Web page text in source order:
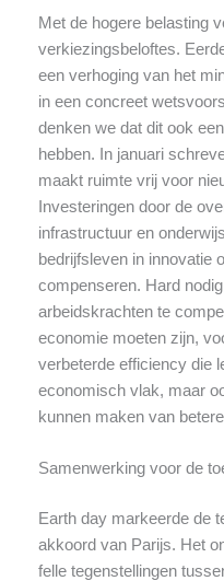
Met de hogere belasting
verkiezingsbeloftes.
een verhoging van het
in een concreet
denken we dat dit ook
hebben. In januari
maakt ruimte vrij voor
Investeringen door de
infrastructuur en
bedrijfsleven in innovatie
compenseren. Hard
arbeidskrachten te
economie moeten zijn,
verbeterde efficiency die
economisch vlak, maar
kunnen maken van
Samenwerking voor de
Earth day markeerde de
akkoord van Parijs. Het
felle tegenstellingen